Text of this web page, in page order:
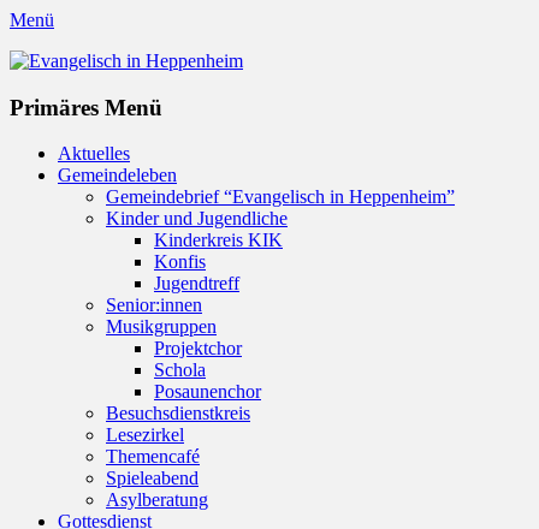
Menü
Evangelisch in Heppenheim
Primäres Menü
Zum
Inhalt
Aktuelles
Gemeindeleben
Gemeindebrief “Evangelisch in Heppenheim”
Kinder und Jugendliche
Kinderkreis KIK
Konfis
Jugendtreff
Senior:innen
Musikgruppen
Projektchor
Schola
Posaunenchor
Besuchsdienstkreis
Lesezirkel
Themencafé
Spieleabend
Asylberatung
Gottesdienst